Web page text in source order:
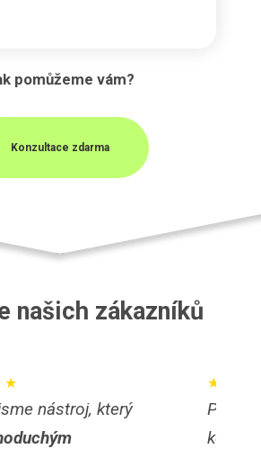
pomůžeme vám?
Konzultace zdarma
našich zákazníků
★
nástroj, který
★ ★ ★